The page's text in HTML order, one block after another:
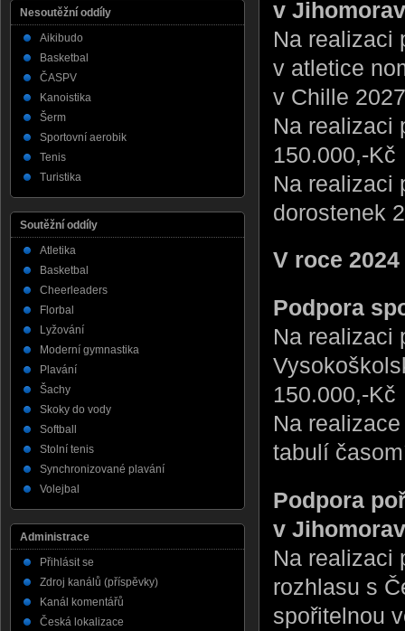
v
Na realizaci
v atletice
v Chille
Na realizaci
150.000,-Kč
Na realizaci
dorostenek
V roce 2024
Podpora
Na realizaci
150.000,-Kč
Na
tabulí
Podpora
v
Na realizaci
rozhlasu s
spořitelnou
Nesoutěžní oddíly
Aikibudo
Basketbal
ČASPV
Kanoistika
Šerm
Sportovní aerobik
Tenis
Turistika
Soutěžní oddíly
Atletika
Basketbal
Cheerleaders
Florbal
Lyžování
Moderní gymnastika
Plavání
Šachy
Skoky do vody
Softball
Stolní tenis
Synchronizované plavání
Volejbal
Administrace
Přihlásit se
Zdroj kanálů (příspěvky)
Kanál komentářů
Česká lokalizace